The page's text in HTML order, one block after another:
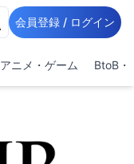
会員登録 / ログイン
アニメ・ゲーム BtoB・